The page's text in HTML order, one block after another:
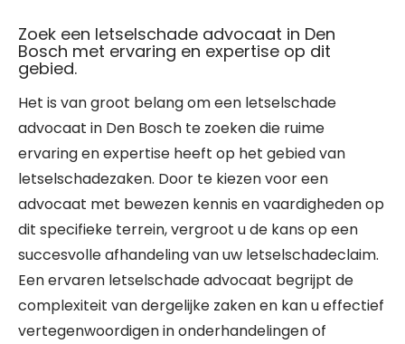
Zoek een letselschade advocaat in Den
Bosch met ervaring en expertise op dit
gebied.
Het is van groot belang om een letselschade
advocaat in Den Bosch te zoeken die ruime
ervaring en expertise heeft op het gebied van
letselschadezaken. Door te kiezen voor een
advocaat met bewezen kennis en vaardigheden op
dit specifieke terrein, vergroot u de kans op een
succesvolle afhandeling van uw letselschadeclaim.
Een ervaren letselschade advocaat begrijpt de
complexiteit van dergelijke zaken en kan u effectief
vertegenwoordigen in onderhandelingen of